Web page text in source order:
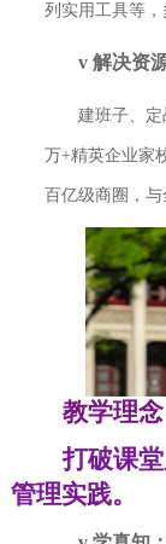
列实用工具等
v 解决资
建班子、定
万+精英企业家
百亿级商圈，
教学理念
打破课
管理实践。